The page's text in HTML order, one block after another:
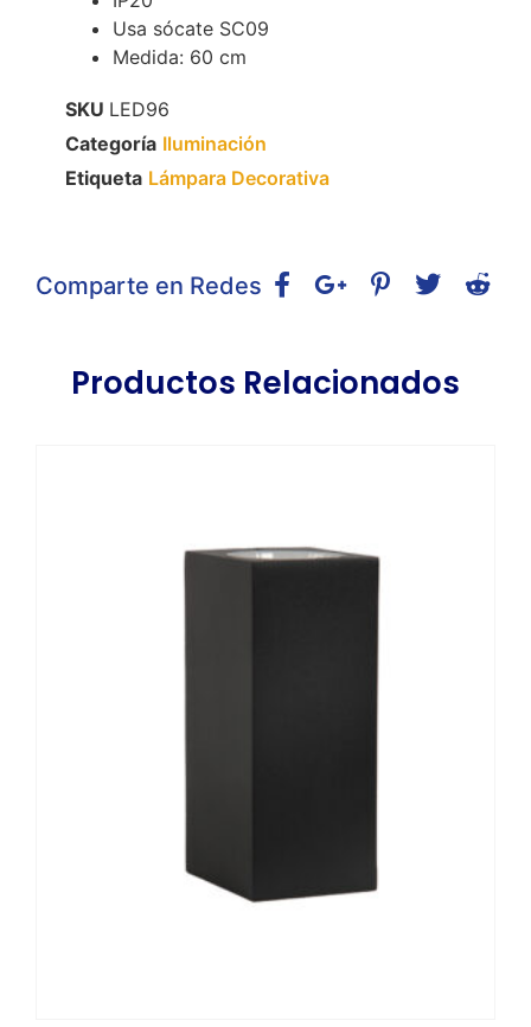
Usa sócate SC09
Medida: 60 cm
SKU LED96
Categoría Iluminación
Etiqueta Lámpara Decorativa
Comparte en Redes
Productos Relacionados